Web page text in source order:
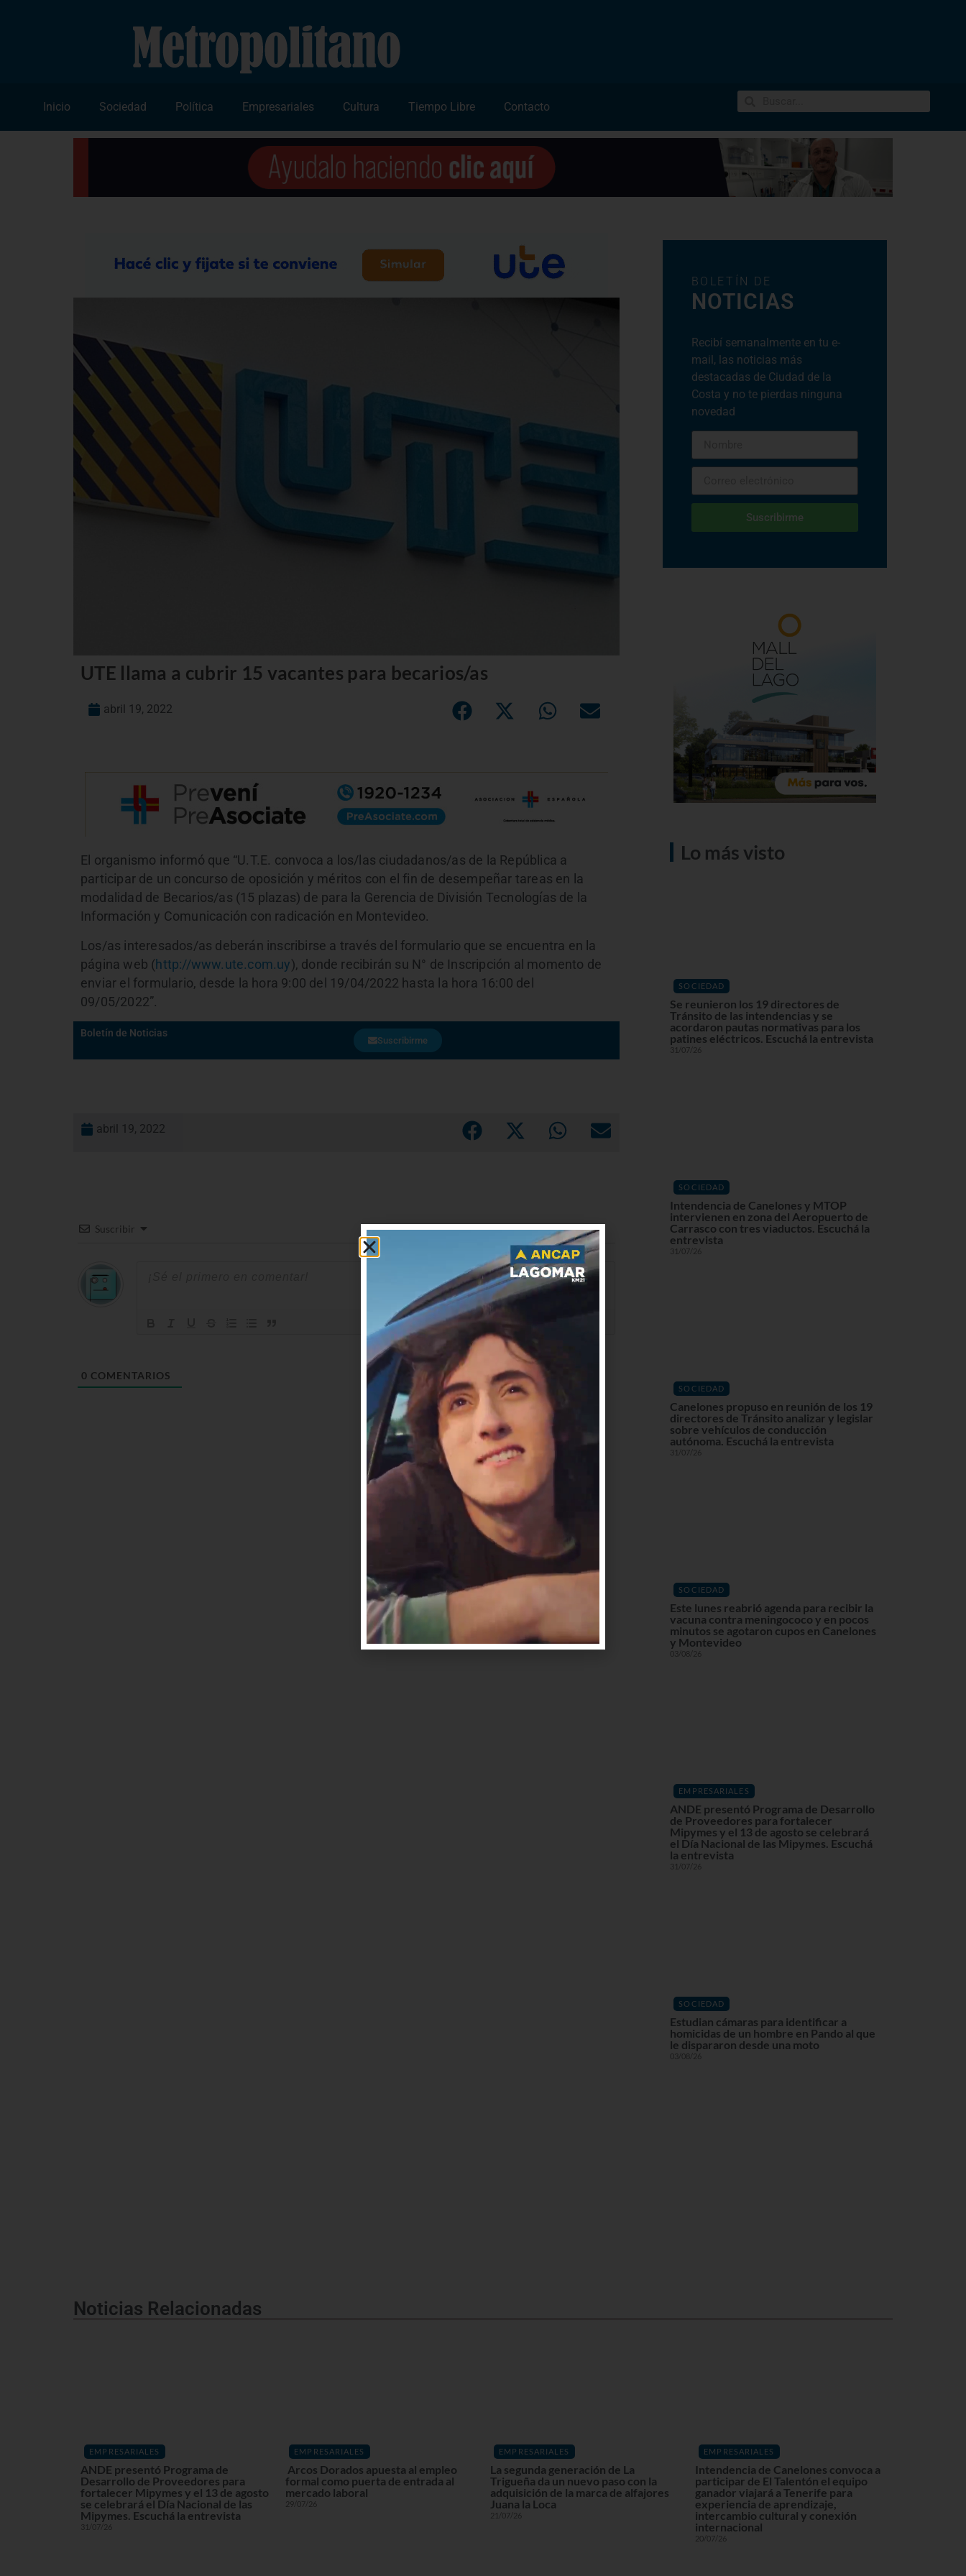
Inicio Sociedad Política Empresariales Cultura Tiempo Libre Contacto
UTE llama a cubrir 15 vacantes para becarios/as
abril 19, 2022
El organismo informó que “U.T.E. convoca a los/las ciudadanos/as de la República a
participar de un concurso de oposición y méritos con el fin de desempeñar tareas en la
modalidad de Becarios/as (15 plazas) de para la Gerencia de División Tecnologías de la
Información y Comunicación con radicación en Montevideo.
Los/as interesados/as deberán inscribirse a través del formulario que se encuentra en la
página web ( http://www.ute.com.uy), donde recibirán su N° de Inscripción al momento de
enviar el formulario, desde la hora 9:00 del 19/04/2022 hasta la hora 16:00 del
09/05/2022”.
Boletín de Noticias
Suscribirme
abril 19, 2022
Suscribir
0 COMENTARIOS
BOLETÍN DE
NOTICIAS
Recibí semanalmente en tu e-
mail, las noticias más
destacadas de Ciudad de la
Costa y no te pierdas ninguna
novedad
Suscribirme
Lo más visto
SOCIEDAD
Se reunieron los 19 directores de
Tránsito de las intendencias y se
acordaron pautas normativas para los
patines eléctricos. Escuchá la entrevista
31/07/26
SOCIEDAD
Intendencia de Canelones y MTOP
intervienen en zona del Aeropuerto de
Carrasco con tres viaductos. Escuchá la
entrevista
31/07/26
SOCIEDAD
Canelones propuso en reunión de los 19
directores de Tránsito analizar y legislar
sobre vehículos de conducción
autónoma. Escuchá la entrevista
31/07/26
SOCIEDAD
Este lunes reabrió agenda para recibir la
vacuna contra meningococo y en pocos
minutos se agotaron cupos en Canelones
y Montevideo
03/08/26
EMPRESARIALES
ANDE presentó Programa de Desarrollo
de Proveedores para fortalecer
Mipymes y el 13 de agosto se celebrará
el Día Nacional de las Mipymes. Escuchá
la entrevista
31/07/26
SOCIEDAD
Estudian cámaras para identificar a
homicidas de un hombre en Pando al que
le dispararon desde una moto
03/08/26
Noticias Relacionadas
EMPRESARIALES
ANDE presentó Programa de
Desarrollo de Proveedores para
fortalecer Mipymes y el 13 de agosto
se celebrará el Día Nacional de las
Mipymes. Escuchá la entrevista
31/07/26
EMPRESARIALES
Arcos Dorados apuesta al empleo
formal como puerta de entrada al
mercado laboral
29/07/26
EMPRESARIALES
La segunda generación de La
Trigueña da un nuevo paso con la
adquisición de la marca de alfajores
Juana la Loca
21/07/26
EMPRESARIALES
Intendencia de Canelones convoca a
participar de El Talentón el equipo
ganador viajará a Tenerife para
experiencia de aprendizaje,
intercambio cultural y conexión
internacional
20/07/26